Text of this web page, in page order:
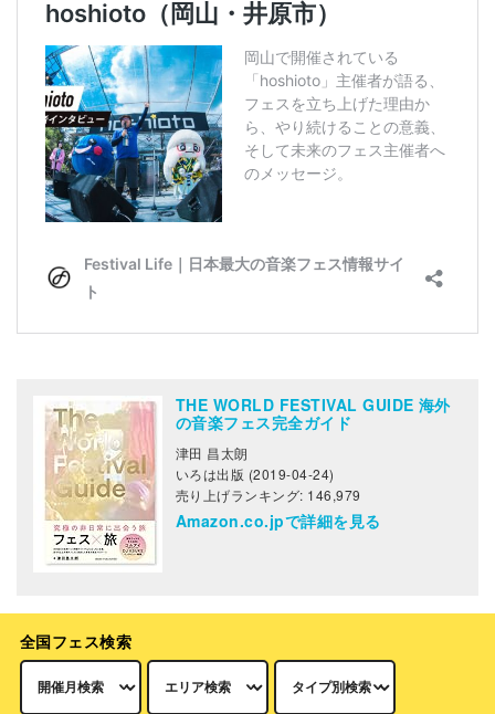
THE WORLD FESTIVAL GUIDE 海外
の音楽フェス完全ガイド
津田 昌太朗
いろは出版 (2019-04-24)
売り上げランキング: 146,979
Amazon.co.jpで詳細を見る
全国フェス検索